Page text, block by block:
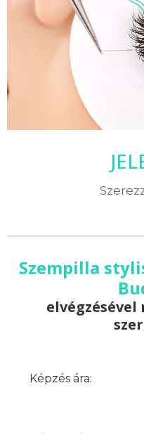
Szempilla
Képzés ára: